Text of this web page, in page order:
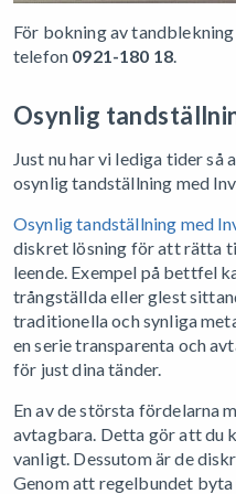
För bokning av
telefon 0921-180 18.
Osynlig
Just nu har vi lediga tider
osynlig tandställning med
Osynlig tandställning med
diskret lösning för att rätta
leende. Exempel på bettfel
trångställda eller glest
traditionella och synliga
en serie transparenta och
för just dina tänder.
En av de största fördelarna
avtagbara. Detta gör att du
vanligt. Dessutom är de
Genom att regelbundet